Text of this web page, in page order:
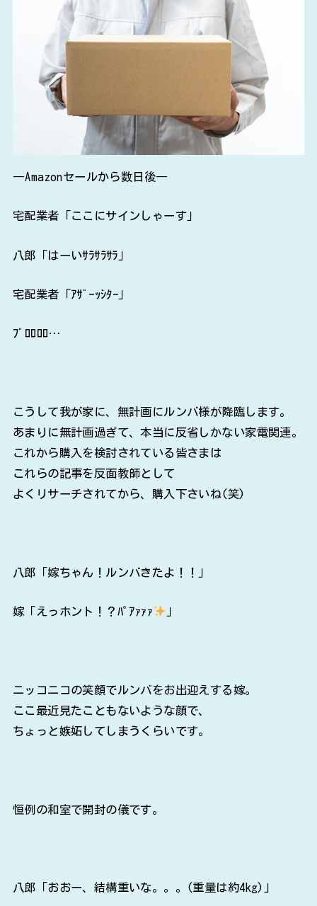
―Amazonセールから数日後―
宅配業者「ここにサインしゃーす」
八郎「はーいｻﾗｻﾗｻﾗ」
宅配業者「ｱｻﾞｰｯｼﾀｰ」
ﾌﾞﾛﾛﾛﾛ…
こうして我が家に、無計画にルンバ様が降臨します。
あまりに無計画過ぎて、本当に反省しかない家電関連。
これから購入を検討されている皆さまは
これらの記事を反面教師として
よくリサーチされてから、購入下さいね(笑)
八郎「嫁ちゃん！ルンバきたよ！！」
嫁「えっホント！？ﾊﾟｱｧｧｧ 」
ニッコニコの笑顔でルンバをお出迎えする嫁。
ここ最近見たこともないような顔で、
ちょっと嫉妬してしまうくらいです。
恒例の和室で開封の儀です。
八郎「おおー、結構重いな。。。(重量は約4kg)」